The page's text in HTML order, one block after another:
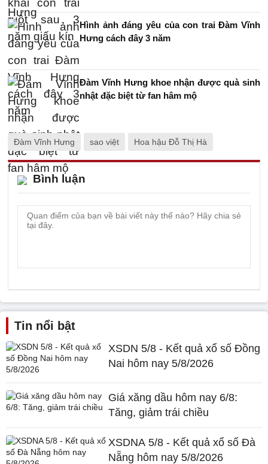
Hình ảnh đáng yêu của con trai Đàm Vĩnh
Hưng cách đây 3 năm
Đàm Vĩnh Hưng khoe nhận được quà sinh
nhật đặc biệt từ fan hâm mộ
Đàm Vĩnh Hưng sao việt Hoa hậu Đỗ Thị Hà
Bình luận
Tin nổi bật
XSDN 5/8 - Kết quả xổ số Đồng
Nai hôm nay 5/8/2026
Giá xăng dầu hôm nay 6/8:
Tăng, giảm trái chiều
XSDNA 5/8 - Kết quả xổ số Đà
Nẵng hôm nay 5/8/2026